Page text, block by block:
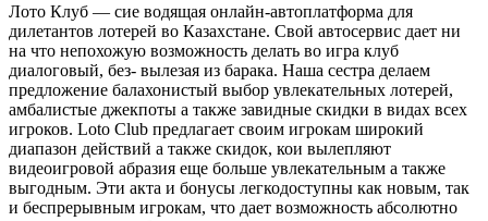
Лото Клуб — сие водящая онлайн-автоплатформа для
дилетантов лотерей во Казахстане. Свой автосервис дает ни
на что непохожую возможность делать во игра клуб
диалоговый, без- вылезая из барака. Наша сестра делаем
предложение балахонистый выбор увлекательных лотерей,
амбалистые джекпоты а также завидные скидки в видах всех
игроков. Loto Club предлагает своим игрокам широкий
диапазон действий а также скидок, кои вылепляют
видеоигровой абразия еще больше увлекательным а также
выгодным. Эти акта и бонусы легкодоступны как новым, так
и беспрерывным игрокам, что дает возможность абсолютно